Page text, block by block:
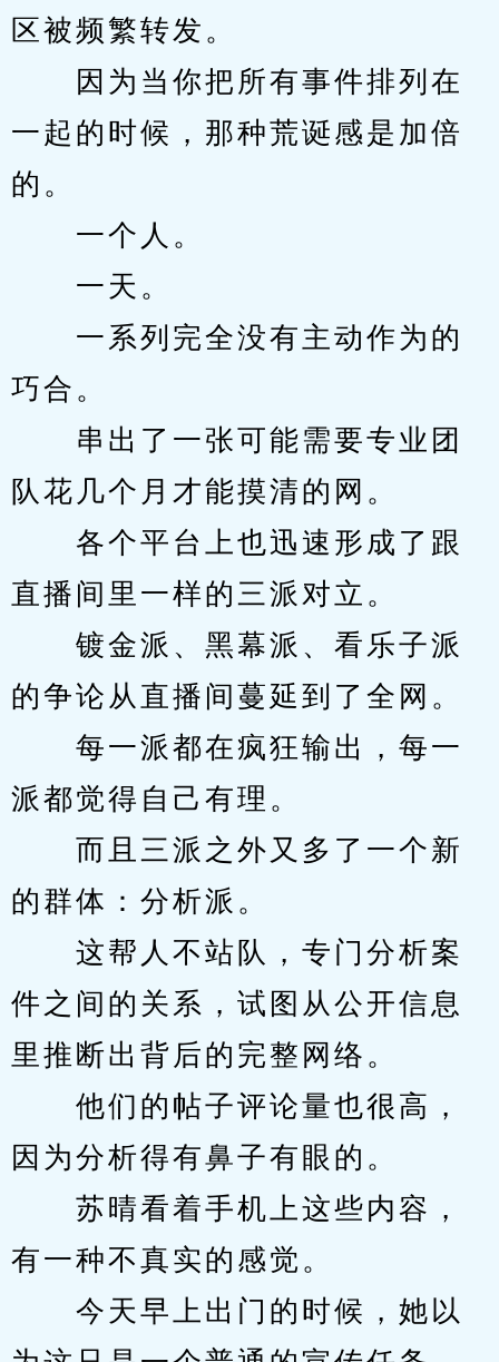
区被频繁转发。
因为当你把所有事件排列在
一起的时候，那种荒诞感是加倍
的。
一个人。
一天。
一系列完全没有主动作为的
巧合。
串出了一张可能需要专业团
队花几个月才能摸清的网。
各个平台上也迅速形成了跟
直播间里一样的三派对立。
镀金派、黑幕派、看乐子派
的争论从直播间蔓延到了全网。
每一派都在疯狂输出，每一
派都觉得自己有理。
而且三派之外又多了一个新
的群体：分析派。
这帮人不站队，专门分析案
件之间的关系，试图从公开信息
里推断出背后的完整网络。
他们的帖子评论量也很高，
因为分析得有鼻子有眼的。
苏晴看着手机上这些内容，
有一种不真实的感觉。
今天早上出门的时候，她以